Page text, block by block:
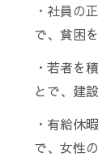
・社員の
で、貧困
・若者を
とで、建
・有給休
で、女性